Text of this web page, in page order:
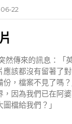
22
然傳來的訊息：「
應該都沒有留著了
份，檔案不見了嗎
，因為我們已在阿
檔給我們？」